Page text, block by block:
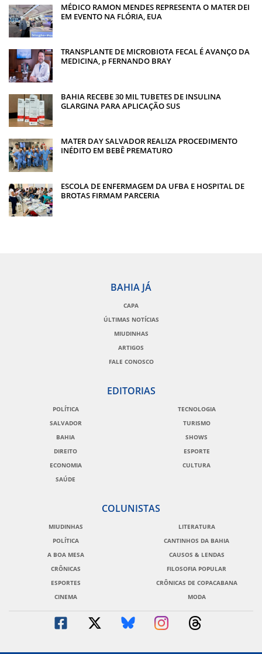
MÉDICO RAMON MENDES REPRESENTA O MATER DEI
EM EVENTO NA FLÓRIA, EUA
TRANSPLANTE DE MICROBIOTA FECAL É AVANÇO DA
MEDICINA, p FERNANDO BRAY
BAHIA RECEBE 30 MIL TUBETES DE INSULINA
GLARGINA PARA APLICAÇÃO SUS
MATER DAY SALVADOR REALIZA PROCEDIMENTO
INÉDITO EM BEBÊ PREMATURO
ESCOLA DE ENFERMAGEM DA UFBA E HOSPITAL DE
BROTAS FIRMAM PARCERIA
BAHIA JÁ
CAPA
ÚLTIMAS NOTÍCIAS
MIUDINHAS
ARTIGOS
FALE CONOSCO
EDITORIAS
POLÍTICA
SALVADOR
BAHIA
DIREITO
ECONOMIA
SAÚDE
TECNOLOGIA
TURISMO
SHOWS
ESPORTE
CULTURA
COLUNISTAS
MIUDINHAS
POLÍTICA
A BOA MESA
CRÔNICAS
ESPORTES
CINEMA
LITERATURA
CANTINHOS DA BAHIA
CAUSOS & LENDAS
FILOSOFIA POPULAR
CRÔNICAS DE COPACABANA
MODA